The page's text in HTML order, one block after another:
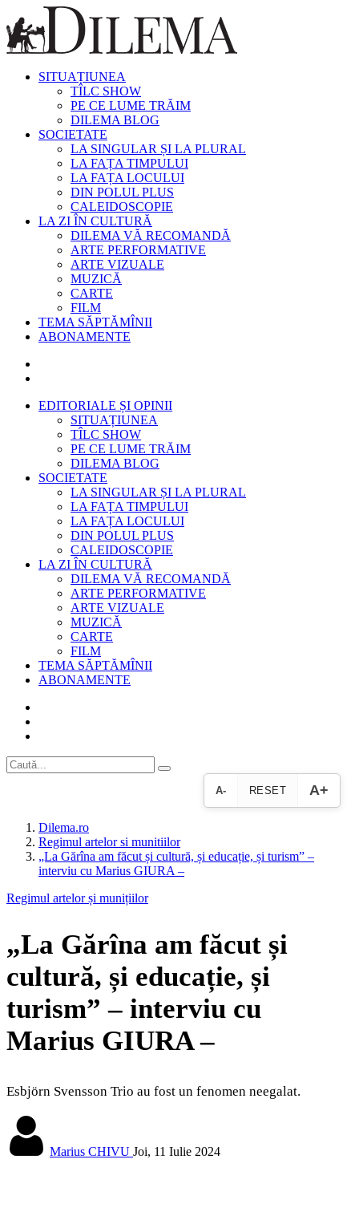
SITUAȚIUNEA
TÎLC SHOW
PE CE LUME TRĂIM
DILEMA BLOG
SOCIETATE
LA SINGULAR ȘI LA PLURAL
LA FAȚA TIMPULUI
LA FAȚA LOCULUI
DIN POLUL PLUS
CALEIDOSCOPIE
LA ZI ÎN CULTURĂ
DILEMA VĂ RECOMANDĂ
ARTE PERFORMATIVE
ARTE VIZUALE
MUZICĂ
CARTE
FILM
TEMA SĂPTĂMÎNII
ABONAMENTE
EDITORIALE ȘI OPINII
SITUAȚIUNEA
TÎLC SHOW
PE CE LUME TRĂIM
DILEMA BLOG
SOCIETATE
LA SINGULAR ȘI LA PLURAL
LA FAȚA TIMPULUI
LA FAȚA LOCULUI
DIN POLUL PLUS
CALEIDOSCOPIE
LA ZI ÎN CULTURĂ
DILEMA VĂ RECOMANDĂ
ARTE PERFORMATIVE
ARTE VIZUALE
MUZICĂ
CARTE
FILM
TEMA SĂPTĂMÎNII
ABONAMENTE
A- RESET A+
Dilema.ro
Regimul artelor si munitiilor
„La Gărîna am făcut și cultură, și educație, și turism” –
interviu cu Marius GIURA –
Regimul artelor și munițiilor
„La Gărîna am făcut și
cultură, și educație, și
turism” – interviu cu
Marius GIURA –
Esbjörn Svensson Trio au fost un fenomen neegalat.
Marius CHIVU Joi, 11 Iulie 2024